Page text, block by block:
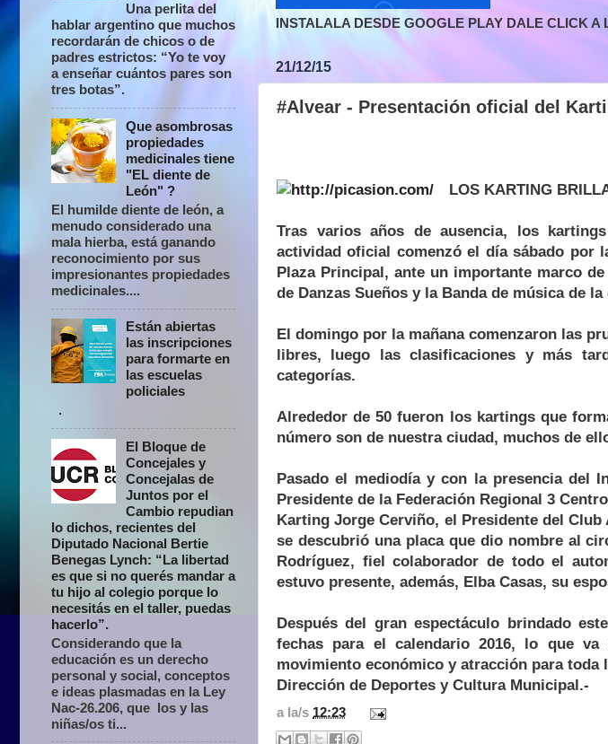
INSTALALA DESDE GOOGLE PLAY DALE CLICK
21/12/15
#Alvear - Presentación oficial del
LOS KARTING
Tras varios años de ausencia, los
actividad oficial comenzó el día sábado por
Plaza Principal, ante un importante marco
de Danzas Sueños y la Banda de música de
El domingo por la mañana comenzaron las
libres, luego las clasificaciones y más
categorías.
Alrededor de 50 fueron los kartings que
número son de nuestra ciudad, muchos de
Pasado el mediodía y con la presencia del
Presidente de la Federación Regional 3
Karting Jorge Cerviño, el Presidente del
se descubrió una placa que dio nombre al
Rodríguez, fiel colaborador de todo el
estuvo presente, además, Elba Casas, su
Después del gran espectáculo brindado
fechas para el calendario 2016, lo que
movimiento económico y atracción para
Dirección de Deportes y Cultura Municipal.-
a la/s 12:23
Una perlita del
hablar argentino que muchos
recordarán de chicos o de
padres estrictos: “Yo te voy
a enseñar cuántos pares son
tres botas”.
Que asombrosas
propiedades
medicinales tiene
"EL diente de
León" ?
El humilde diente de león, a
menudo considerado una
mala hierba, está ganando
reconocimiento por sus
impresionantes propiedades
medicinales....
Están abiertas
las inscripciones
para formarte en
las escuelas
policiales
.
El Bloque de
Concejales y
Concejalas de
Juntos por el
Cambio repudian
lo dichos, recientes del
Diputado Nacional Bertie
Benegas Lynch: “La libertad
es que si no querés mandar a
tu hijo al colegio porque lo
necesitás en el taller, puedas
hacerlo”.
Considerando que la
educación es un derecho
personal y social, conceptos
e ideas plasmadas en la Ley
Nac-26.206, que los y las
niñas/os ti...